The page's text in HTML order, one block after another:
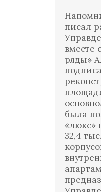
писал
вместе
ряды»
была
«люкс»
32,4